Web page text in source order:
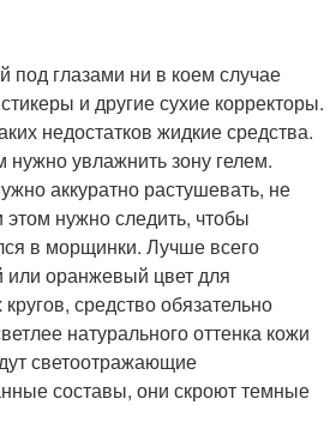
под глазами ни в коем случае
и другие сухие корректоры.
недостатков жидкие средства.
увлажнить зону гелем.
аккуратно растушевать, не
нужно следить, чтобы
в морщинки. Лучше всего
или оранжевый цвет для
средство обязательно
натурального оттенка кожи
светоотражающие
составы, они скроют темные